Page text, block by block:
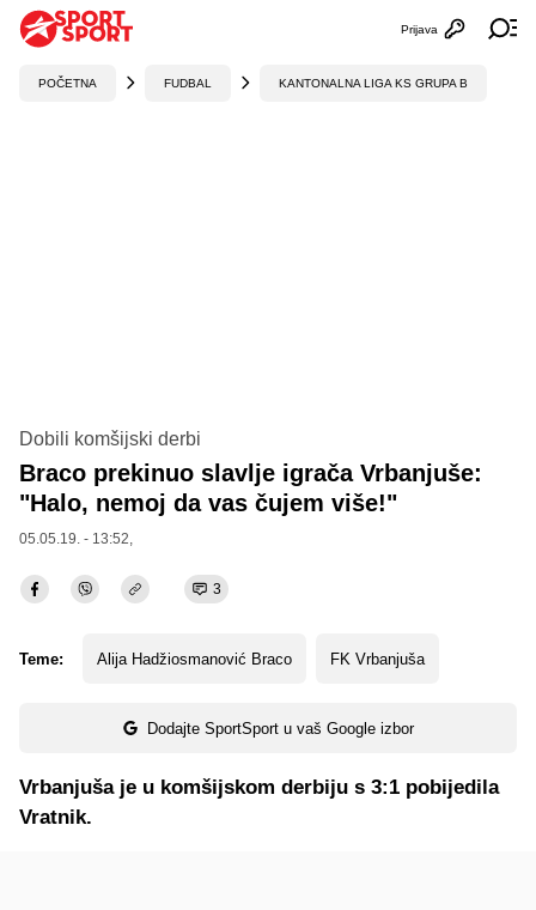
Otvori
Prijava
POČETNA FUDBAL KANTONALNA LIGA KS GRUPA B
Dobili komšijski derbi
Braco prekinuo slavlje igrača Vrbanjuše:
"Halo, nemoj da vas čujem više!"
05.05.19. - 13:52,
3
Teme: Alija Hadžiosmanović Braco FK Vrbanjuša
Dodajte SportSport u vaš Google izbor
Vrbanjuša je u komšijskom derbiju s 3:1 pobijedila
Vratnik.